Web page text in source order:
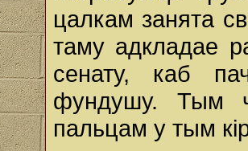
цалкам занята
таму адкладае
сенату, каб
фундушу. Тым
пальцам у тым